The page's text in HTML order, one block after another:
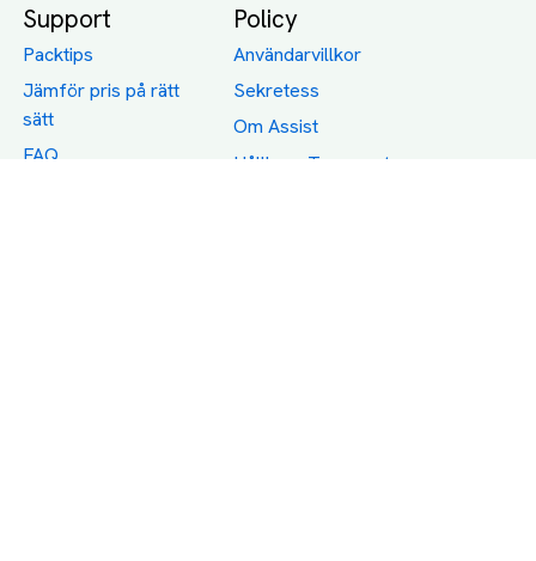
Support
Packtips
Jämför pris på rätt
sätt
FAQ
Policy
Användarvillkor
Sekretess
Om Assist
Hållbara Transporter